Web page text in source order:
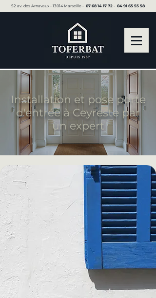
52 av. des Arnavaux - 13014 Marseille ▪︎ 07 68 14 17 72 ▪︎ 04 91 65 55 58
Installation et pose porte
d'entrée à Ceyreste par
un expert